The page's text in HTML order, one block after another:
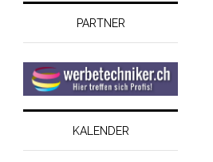
PARTNER
KALENDER